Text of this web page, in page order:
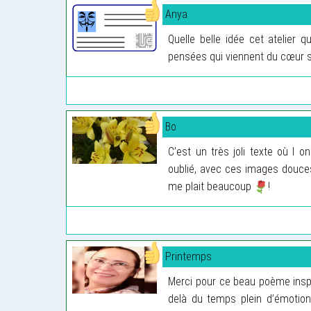
Anya
Quelle belle idée cet atelier
pensées qui viennent du cœur
Bo
C’est un très joli texte où l
oublié, avec ces images
me plait beaucoup
!
Printemps
Merci pour ce beau poème
delà du temps plein